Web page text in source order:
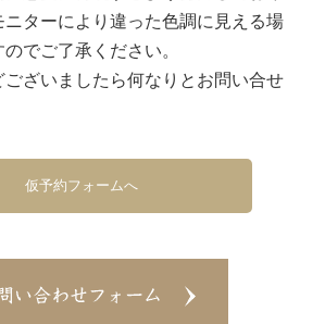
ニターにより違った色調に見える場
でご了承ください。
ございましたら何なりとお問い合せ
仮予約フォームへ